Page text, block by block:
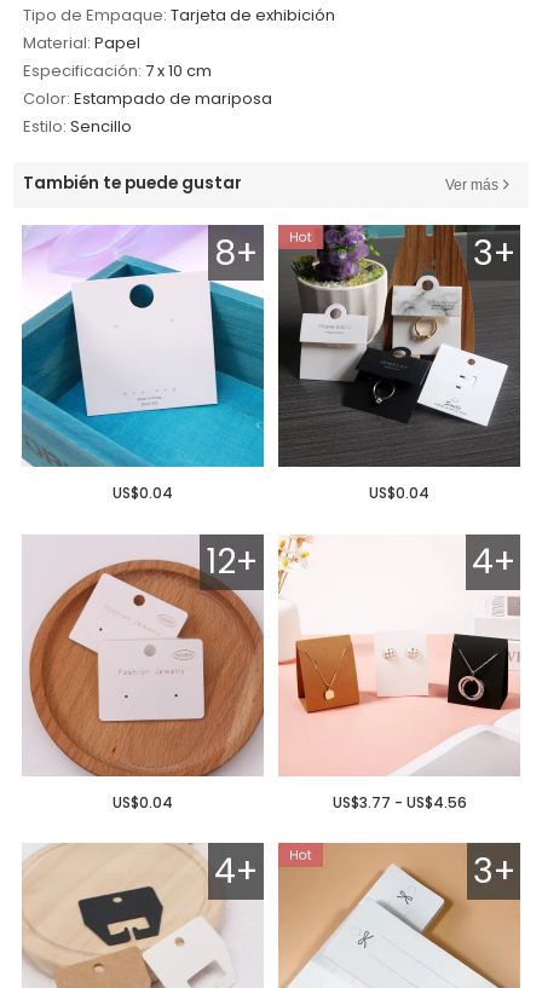
Tipo de Empaque: Tarjeta de exhibición
Material: Papel
Especificación: 7 x 10 cm
Color: Estampado de mariposa
Estilo: Sencillo
También te puede gustar Ver más
8+
US$0.04
3+
US$0.04
12+
US$0.04
4+
US$3.77 - US$4.56
4+ 3+